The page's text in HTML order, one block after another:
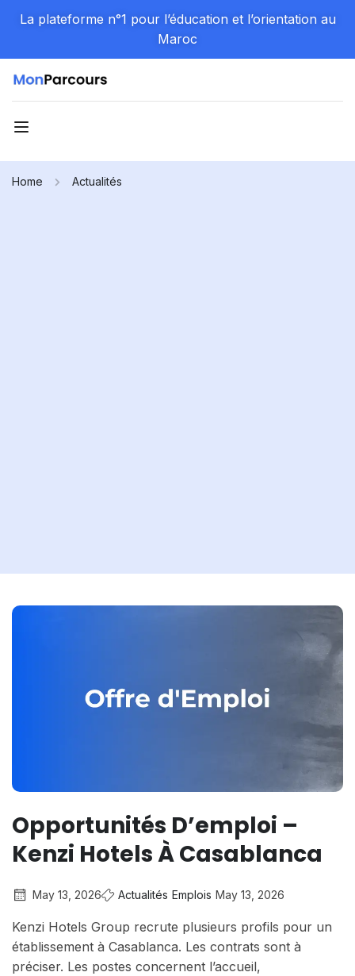
La plateforme n°1 pour l’éducation et l’orientation au
Maroc
Home Actualités
Opportunités D’emploi –
Kenzi Hotels À Casablanca
May 13, 2026 Actualités Emplois May 13, 2026
Kenzi Hotels Group recrute plusieurs profils pour un
établissement à Casablanca. Les contrats sont à
préciser. Les postes concernent l’accueil,